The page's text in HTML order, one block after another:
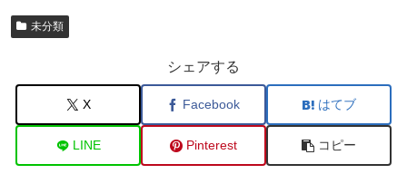
未分類
シェアする
X Facebook はてブ
LINE Pinterest コピー